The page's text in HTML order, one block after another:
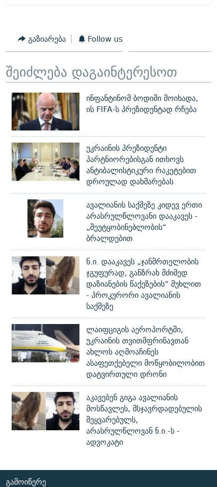
გაზიარება Follow us
შეიძლება დაგაინტერესოთ
ინფანტინომ ბოდიში მოიხადა,
ის FIFA-ს პრეზიდენტად რჩება
უკრაინის პრეზიდენტი
პარტნიორებისგან ითხოვს
ანტიბალისტიკური რაკეტებით
დროულად დახმარებას
ავალიანის საქმეზე კიდევ ერთი
არასრულწლოვანი დააკავეს -
„შეუტყობინებლობის“
ბრალდებით
ნ.ი. დააკავეს „ჯანმრთელობის
ჯგუფურად, განზრახ მძიმედ
დაზიანების წაქეზების“ მუხლით
- პროკურორი ავალიანის
საქმეზე
ლაიფციგის აეროპორტში,
უკრაინის თვითმფრინავთან
ახლოს აღმოაჩინეს
ასაფეთქებელი მოწყობილობით
დატვირთული დრონი
აკავებენ გიგა ავალიანის
მოსწავლეს, მსჯავრდადებულის
შეყვარებულს,
არასრულწლოვან ნ.ი.-ს -
ადვოკატი
ᲒᲐᲛᲝᲘᲬᲔᲠᲔ